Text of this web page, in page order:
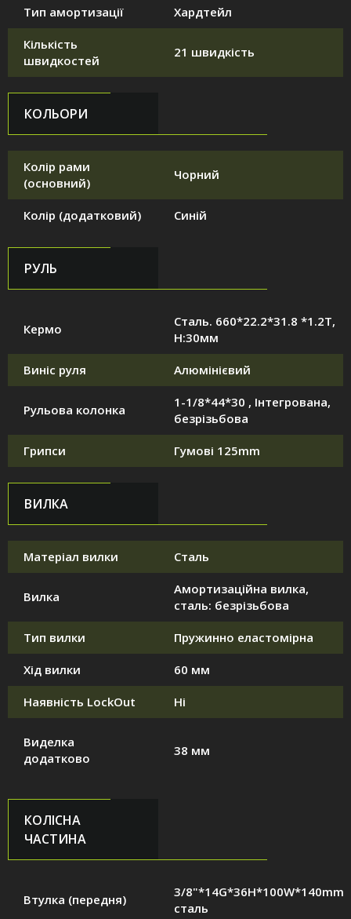
Тип амортизації Хардтейл
Кількість
швидкостей
21 швидкість
КОЛЬОРИ
Колір рами
(основний)
Чорний
Колір (додатковий) Синій
РУЛЬ
Кермо
Сталь. 660*22.2*31.8 *1.2T,
H:30мм
Виніс руля Алюмінієвий
Рульова колонка
1-1/8*44*30 , Інтегрована,
безрізьбова
Грипси Гумові 125mm
ВИЛКА
Матеріал вилки Сталь
Вилка
Амортизаційна вилка,
сталь: безрізьбова
Тип вилки Пружинно еластомірна
Хід вилки 60 мм
Наявність LockOut Ні
Виделка
додатково
38 мм
КОЛІСНА
ЧАСТИНА
Втулка (передня)
3/8"*14G*36H*100W*140mm,
сталь